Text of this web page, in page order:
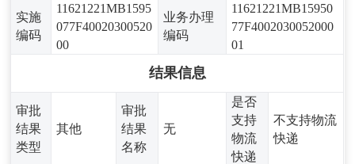
实施
编码
11621221MB1595
077F40020300520
00
业务办理
编码
11621221MB15950
77F4002030052000
01
结果信息
审批
结果
类型
其他
审批
结果
名称
无
是否
支持
物流
快递
不支持物流
快递